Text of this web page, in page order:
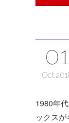
01
Oct
1980年
ックス